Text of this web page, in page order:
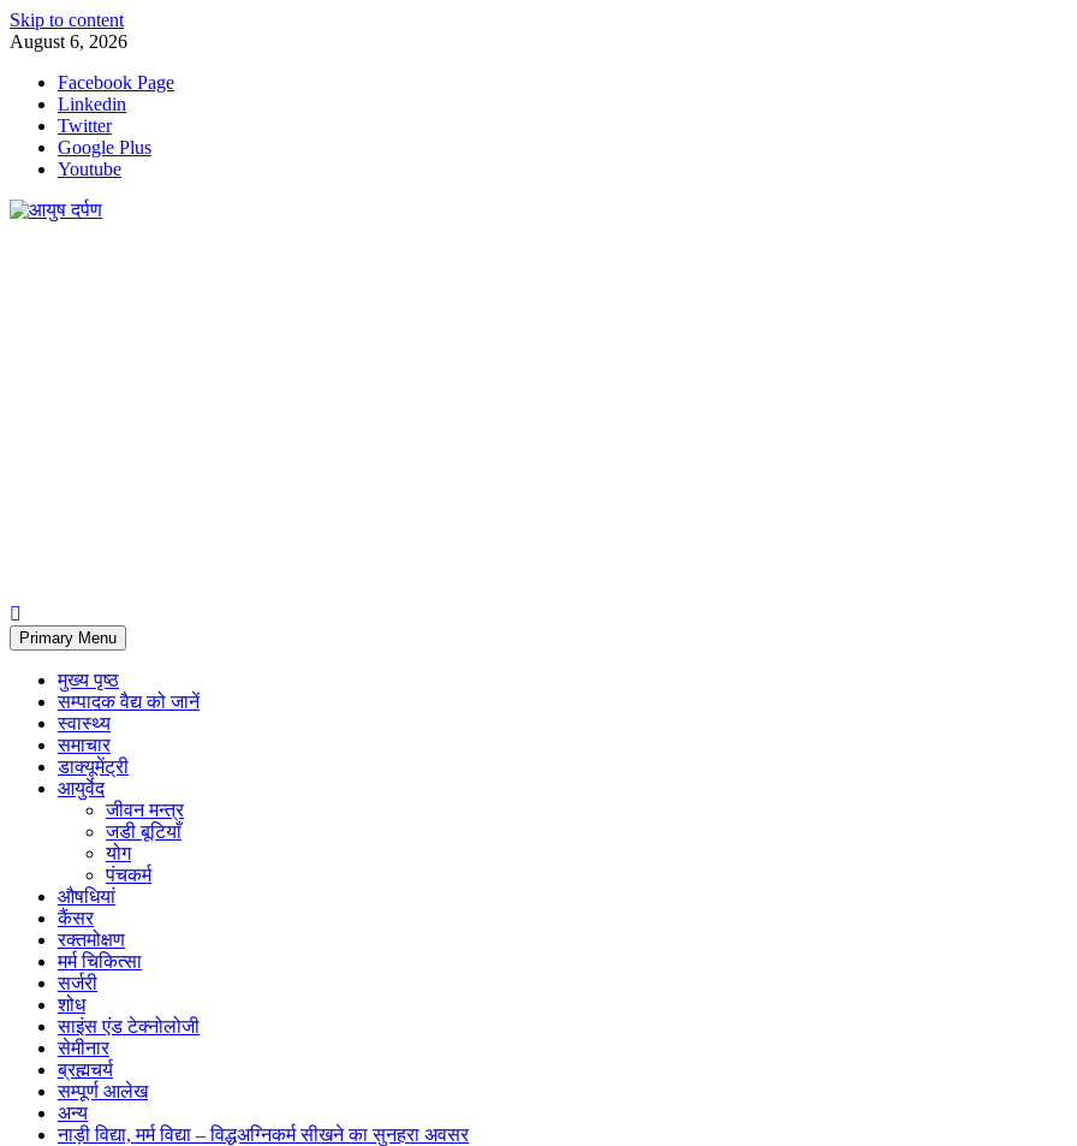
Skip to content
August 6, 2026
Facebook Page
Linkedin
Twitter
Google Plus
Youtube
Primary Menu
मुख्य पृष्ठ
सम्पादक वैद्य को जानें
स्वास्थ्य
समाचार
डाक्यूमेंट्री
आयुर्वेद
जीवन मन्त्र
जडी बूटियाँ
योग
पंचकर्म
औषधियां
कैंसर
रक्तमोक्षण
मर्म चिकित्सा
सर्जरी
शोध
साइंस एंड टेक्नोलोजी
सेमीनार
ब्रह्मचर्य
सम्पूर्ण आलेख
अन्य
नाड़ी विद्या, मर्म विद्या – विद्धअग्निकर्म सीखने का सुनहरा अवसर